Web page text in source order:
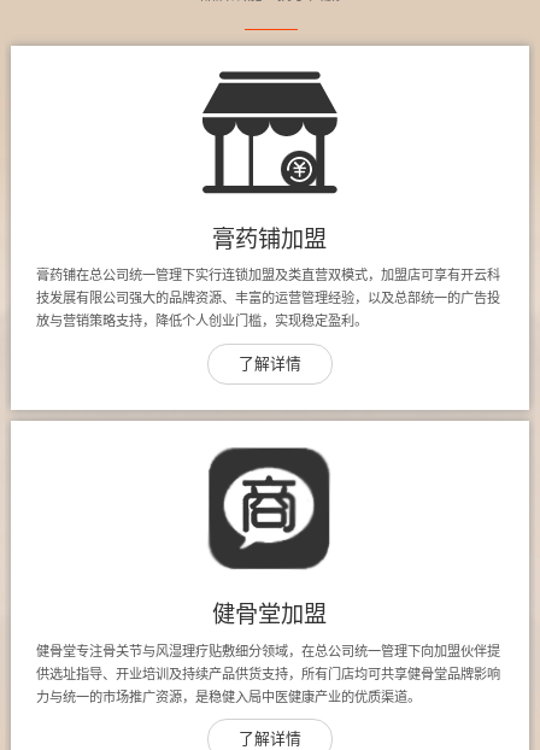
膏药铺加盟
膏药铺在总公司统一管理下实行连锁加盟及类直营双模式，加盟店可享有开云科
技发展有限公司强大的品牌资源、丰富的运营管理经验，以及总部统一的广告投
放与营销策略支持，降低个人创业门槛，实现稳定盈利。
了解详情
健骨堂加盟
健骨堂专注骨关节与风湿理疗贴敷细分领域，在总公司统一管理下向加盟伙伴提
供选址指导、开业培训及持续产品供货支持，所有门店均可共享健骨堂品牌影响
力与统一的市场推广资源，是稳健入局中医健康产业的优质渠道。
了解详情